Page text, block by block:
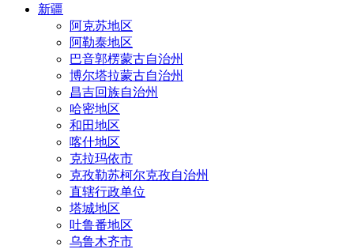
新疆
阿克苏地区
阿勒泰地区
巴音郭楞蒙古自治州
博尔塔拉蒙古自治州
昌吉回族自治州
哈密地区
和田地区
喀什地区
克拉玛依市
克孜勒苏柯尔克孜自治州
直辖行政单位
塔城地区
吐鲁番地区
乌鲁木齐市